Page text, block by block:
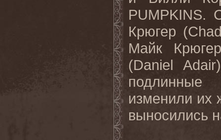
PUMPKINS.
Крюгер (
Майк
(Daniel Adair
изменили их
выносились